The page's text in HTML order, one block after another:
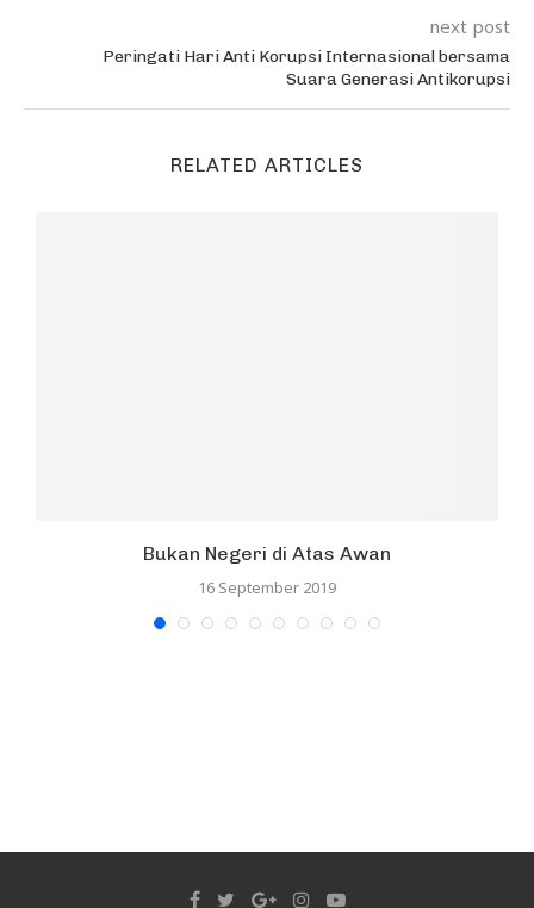
next post
Peringati Hari Anti Korupsi Internasional bersama
Suara Generasi Antikorupsi
RELATED ARTICLES
Bukan Negeri di Atas Awan
16 September 2019